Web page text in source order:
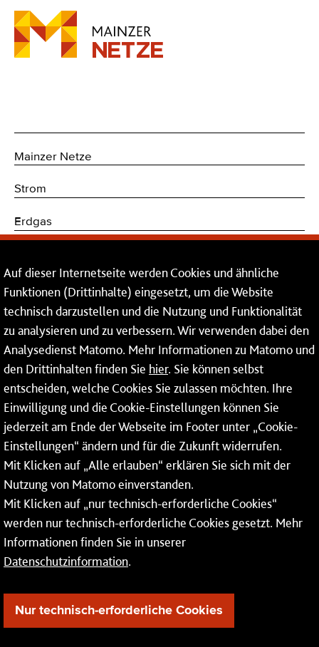
Mainzer Netze
Strom
Erdgas
Kommunikations- und Sicherheitstechnik
Service
Mainzer Netze GmbH
Rheinallee 41
55118 Mainz
Tel.:06131 - 12 74 74
Fax: 06131 - 12 74 77
Auf dieser Internetseite werden Cookies und ähnliche
Funktionen (Drittinhalte) eingesetzt, um die Website
technisch darzustellen und die Nutzung und Funktionalität
zu analysieren und zu verbessern. Wir verwenden dabei den
Analysedienst Matomo. Mehr Informationen zu Matomo und
den Drittinhalten finden Sie hier. Sie können selbst
entscheiden, welche Cookies Sie zulassen möchten. Ihre
Einwilligung und die Cookie-Einstellungen können Sie
jederzeit am Ende der Webseite im Footer unter „Cookie-
Einstellungen“ ändern und für die Zukunft widerrufen.
Mit Klicken auf „Alle erlauben“ erklären Sie sich mit der
Nutzung von Matomo einverstanden.
Mit Klicken auf „nur technisch-erforderliche Cookies“
werden nur technisch-erforderliche Cookies gesetzt. Mehr
Informationen finden Sie in unserer
Datenschutzinformation.
Nur technisch-erforderliche Cookies